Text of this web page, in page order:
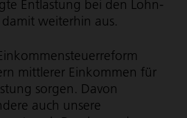
Entlastung bei den Lohn­
weiterhin aus.
mittlerer Einkommen für
sorgen. Davon
auch unsere